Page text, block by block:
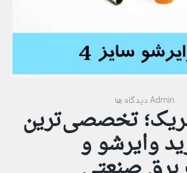
Admin
تخصصی‌ترین
وایرشو و